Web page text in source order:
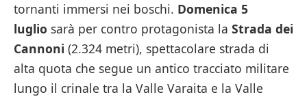
tornanti immersi nei boschi. Domenica 5
luglio sarà per contro protagonista la Strada dei
Cannoni (2.324 metri), spettacolare strada di
alta quota che segue un antico tracciato militare
lungo il crinale tra la Valle Varaita e la Valle